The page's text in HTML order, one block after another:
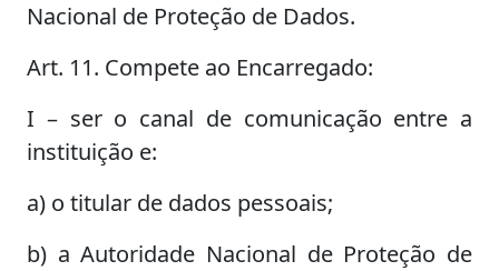
Nacional de Proteção de Dados.
Art. 11. Compete ao Encarregado:
I – ser o canal de comunicação entre a
instituição e:
a) o titular de dados pessoais;
b) a Autoridade Nacional de Proteção de